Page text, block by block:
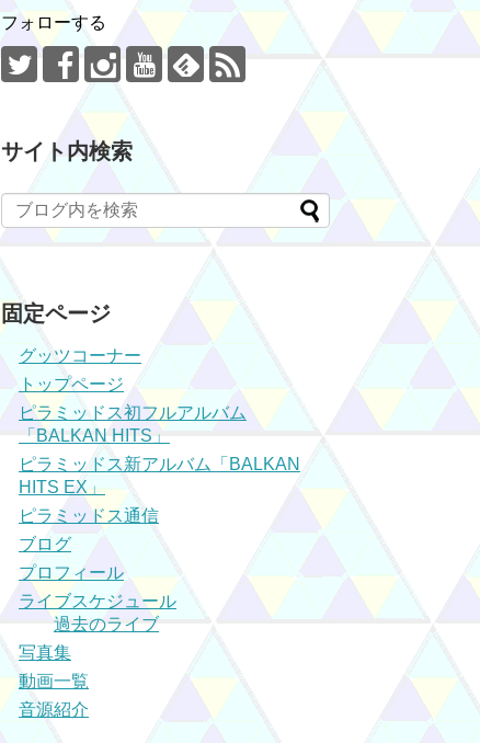
フォローする
サイト内検索
固定ページ
グッツコーナー
トップページ
ピラミッドス初フルアルバム
「BALKAN HITS」
ピラミッドス新アルバム「BALKAN
HITS EX」
ピラミッドス通信
ブログ
プロフィール
ライブスケジュール
過去のライブ
写真集
動画一覧
音源紹介